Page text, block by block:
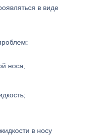
в виде
носа;
в носу